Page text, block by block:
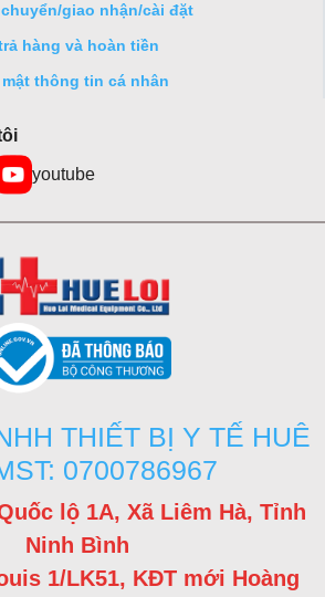
giao nhận/cài đặt
hàng và hoàn tiền
thông tin cá nhân
youtube
THIẾT BỊ Y TẾ HUÊ
0700786967
lộ 1A, Xã Liêm Hà, Tỉnh
Ninh Bình
1/LK51, KĐT mới Hoàng